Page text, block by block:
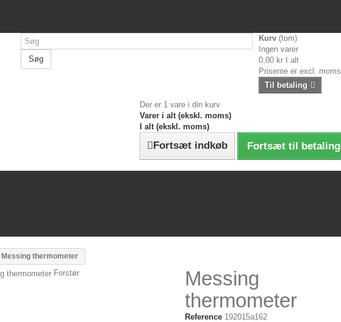
Søg
Kurv (tom)
Ingen varer
0,00 kr
I alt
Priserne er excl. moms
Til betaling
Der er 1 vare i din kurv
Varer i alt (ekskl. moms)
I alt (ekskl. moms)
Fortsæt indkøb Fortsæt til betaling
Messing thermometer
Forstør
Messing
thermometer
Reference 192015a162